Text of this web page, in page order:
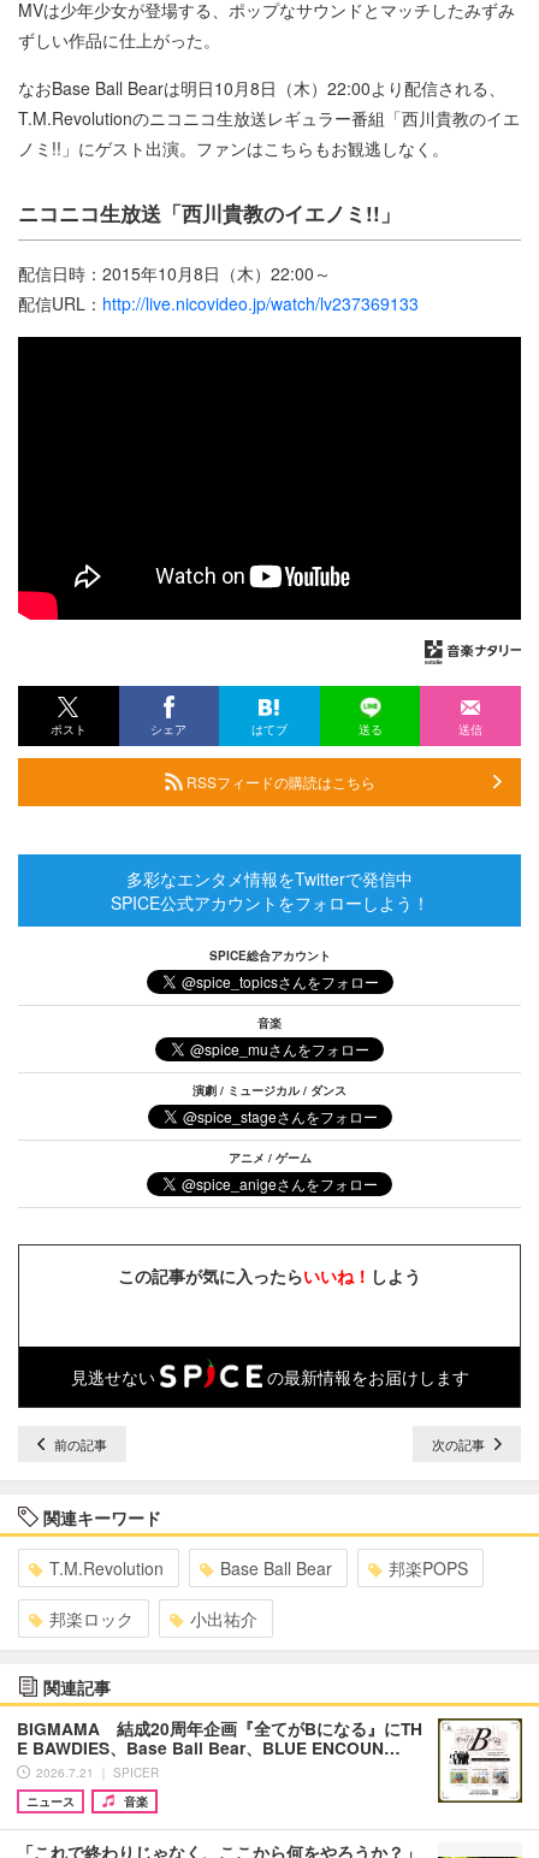
MVは少年少女が登場する、ポップなサウンドとマッチしたみずみ
ずしい作品に仕上がった。
なおBase Ball Bearは明日10月8日（木）22:00より配信される、
T.M.Revolutionのニコニコ生放送レギュラー番組「西川貴教のイエ
ノミ!!」にゲスト出演。ファンはこちらもお観逃しなく。
ニコニコ生放送「西川貴教のイエノミ!!」
配信日時：2015年10月8日（木）22:00～
配信URL： http://live.nicovideo.jp/watch/lv237369133
ポスト シェア はてブ 送る 送信
RSSフィードの購読はこちら
多彩なエンタメ情報をTwitterで発信中
SPICE公式アカウントをフォローしよう！
SPICE総合アカウント
音楽
演劇 / ミュージカル / ダンス
アニメ / ゲーム
この記事が気に入ったらいいね！ しよう
見逃せない の最新情報をお届けします
前の記事 次の記事
関連キーワード
T.M.Revolution Base Ball Bear 邦楽POPS
邦楽ロック 小出祐介
関連記事
BIGMAMA 結成20周年企画『全てがBになる』にTH
E BAWDIES、Base Ball Bear、BLUE ENCOUN…
2026.7.21 ｜ SPICER
ニュース
音楽
「これで終わりじゃなく、ここから何をやろうか？」